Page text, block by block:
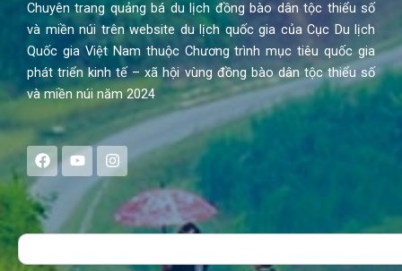
Chuyên trang quảng bá du lịch đồng bào dân tộc thiểu số
và miền núi trên website du lịch quốc gia của Cục Du lịch
Quốc gia Việt Nam thuộc Chương trình mục tiêu quốc gia
phát triển kinh tế – xã hội vùng đồng bào dân tộc thiểu số
và miền núi năm 2024
F
a
c
e
b
o
Y
o
u
t
u
b
I
n
s
a
g
Search